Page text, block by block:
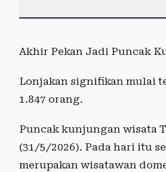
Akhir Pekan Jadi Puncak
Lonjakan signifikan mulai
1.847 orang.
Puncak kunjungan wisata
(31/5/2026). Pada hari itu
merupakan wisatawan